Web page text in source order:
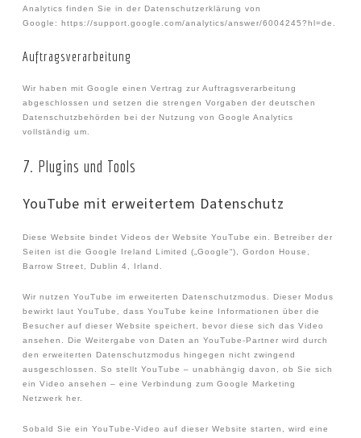
Analytics finden Sie in der Datenschutzerklärung von
Google: https://support.google.com/analytics/answer/6004245?hl=de.
Auftragsverarbeitung
Wir haben mit Google einen Vertrag zur Auftragsverarbeitung
abgeschlossen und setzen die strengen Vorgaben der deutschen
Datenschutzbehörden bei der Nutzung von Google Analytics
vollständig um.
7. Plugins und Tools
YouTube mit erweitertem Datenschutz
Diese Website bindet Videos der Website YouTube ein. Betreiber der
Seiten ist die Google Ireland Limited („Google“), Gordon House,
Barrow Street, Dublin 4, Irland.
Wir nutzen YouTube im erweiterten Datenschutzmodus. Dieser Modus
bewirkt laut YouTube, dass YouTube keine Informationen über die
Besucher auf dieser Website speichert, bevor diese sich das Video
ansehen. Die Weitergabe von Daten an YouTube-Partner wird durch
den erweiterten Datenschutzmodus hingegen nicht zwingend
ausgeschlossen. So stellt YouTube – unabhängig davon, ob Sie sich
ein Video ansehen – eine Verbindung zum Google Marketing
Netzwerk her.
Sobald Sie ein YouTube-Video auf dieser Website starten, wird eine